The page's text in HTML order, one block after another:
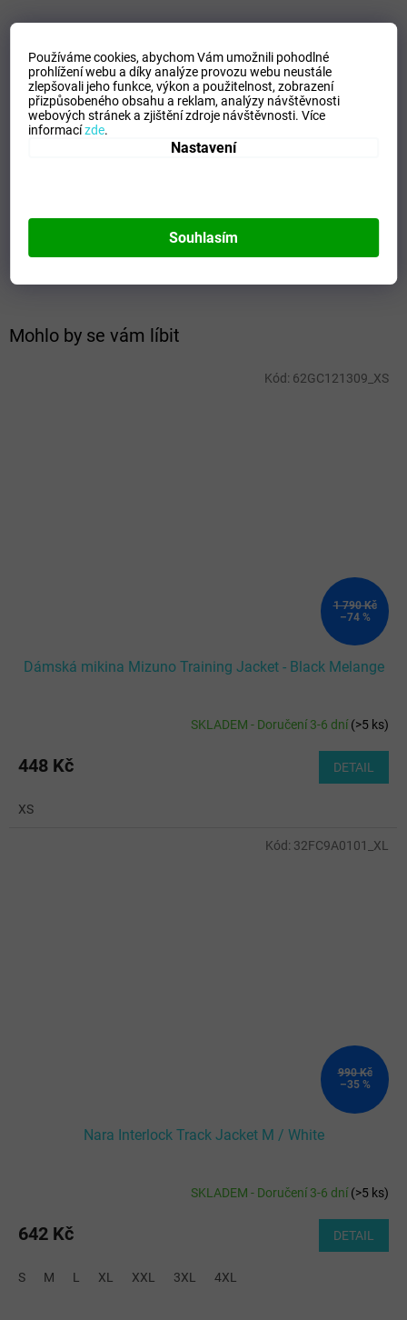
Používáme cookies, abychom Vám umožnili pohodlné
prohlížení webu a díky analýze provozu webu neustále
zlepšovali jeho funkce, výkon a použitelnost,zobrazení
přizpůsobeného obsahu a reklam, analýzy návštěvnosti
webových stránek a zjištění zdroje návštěvnosti.Více
informacízde.
Nastavení
Souhlasím
Mohlo by se vám líbit
1 790 Kč
–74 %
Dámská mikina Mizuno Training Jacket - Black Melange
SKLADEM - Doručení 3-6 dní(>5 ks)
448 Kč DETAIL
XS
Kód: 62GC121309_XS
990 Kč
–35 %
Nara Interlock Track Jacket M / White
SKLADEM - Doručení 3-6 dní(>5 ks)
642 Kč DETAIL
S M L XL XXL 3XL 4XL
Kód: 32FC9A0101_XL
Doplňkové parametry
Kategorie:
Pánské bundy
EAN:
Sport:
Training
100% Polyester Ripstop